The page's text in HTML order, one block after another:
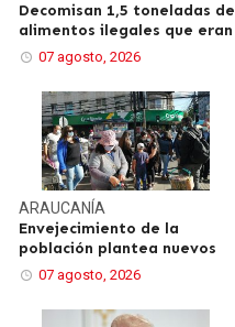
Decomisan 1,5 toneladas de
alimentos ilegales que eran
07 agosto, 2026
ARAUCANÍA
Envejecimiento de la
población plantea nuevos
07 agosto, 2026